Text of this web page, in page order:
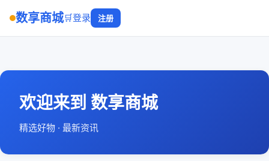
数享商城🛒登录 注册
欢迎来到 数享商城
精选好物 · 最新资讯